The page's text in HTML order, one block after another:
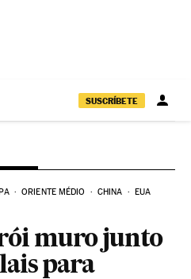
SUSCRÍBETE
ORIENTE MÉDIO CHINA EUA
muro junto
para